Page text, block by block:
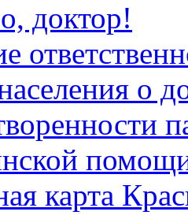
доктор!
о
карта